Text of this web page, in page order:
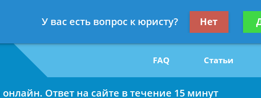
812 467-34-29
Получите
FAQ Статьи
Ответ на сайте в течение 15 минут
У вас есть вопрос к юристу? Нет